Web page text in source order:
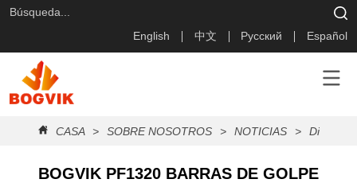
English 中文 Русский Español
CASA > SOBRE NOSOTROS > NOTICIAS > Diario
BOGVIK PF1320 BARRAS DE GOLPE